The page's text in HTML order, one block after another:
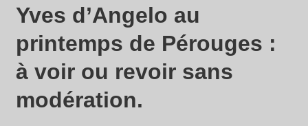
Yves d’Angelo au
printemps de Pérouges :
à voir ou revoir sans
modération.